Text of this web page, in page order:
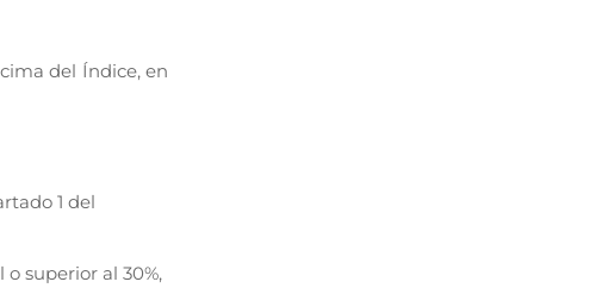
del Índice, en
1 del
superior al 30%,